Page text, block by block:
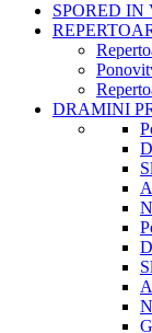
SPORED IN
DRAMINI